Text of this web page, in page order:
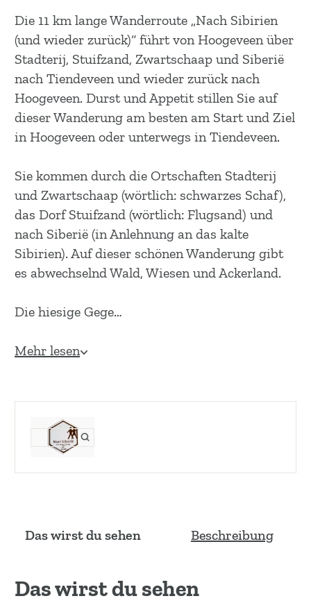
Die 11 km lange Wanderroute „Nach Sibirien
(und wieder zurück)“ führt von Hoogeveen über
Stadterij, Stuifzand, Zwartschaap und Siberië
nach Tiendeveen und wieder zurück nach
Hoogeveen. Durst und Appetit stillen Sie auf
dieser Wanderung am besten am Start und Ziel
in Hoogeveen oder unterwegs in Tiendeveen.
Sie kommen durch die Ortschaften Stadterij
und Zwartschaap (wörtlich: schwarzes Schaf),
das Dorf Stuifzand (wörtlich: Flugsand) und
nach Siberië (in Anlehnung an das kalte
Sibirien). Auf dieser schönen Wanderung gibt
es abwechselnd Wald, Wiesen und Ackerland.
Die hiesige Gege…
Mehr lesen
Das wirst du sehen Beschreibung
Das wirst du sehen